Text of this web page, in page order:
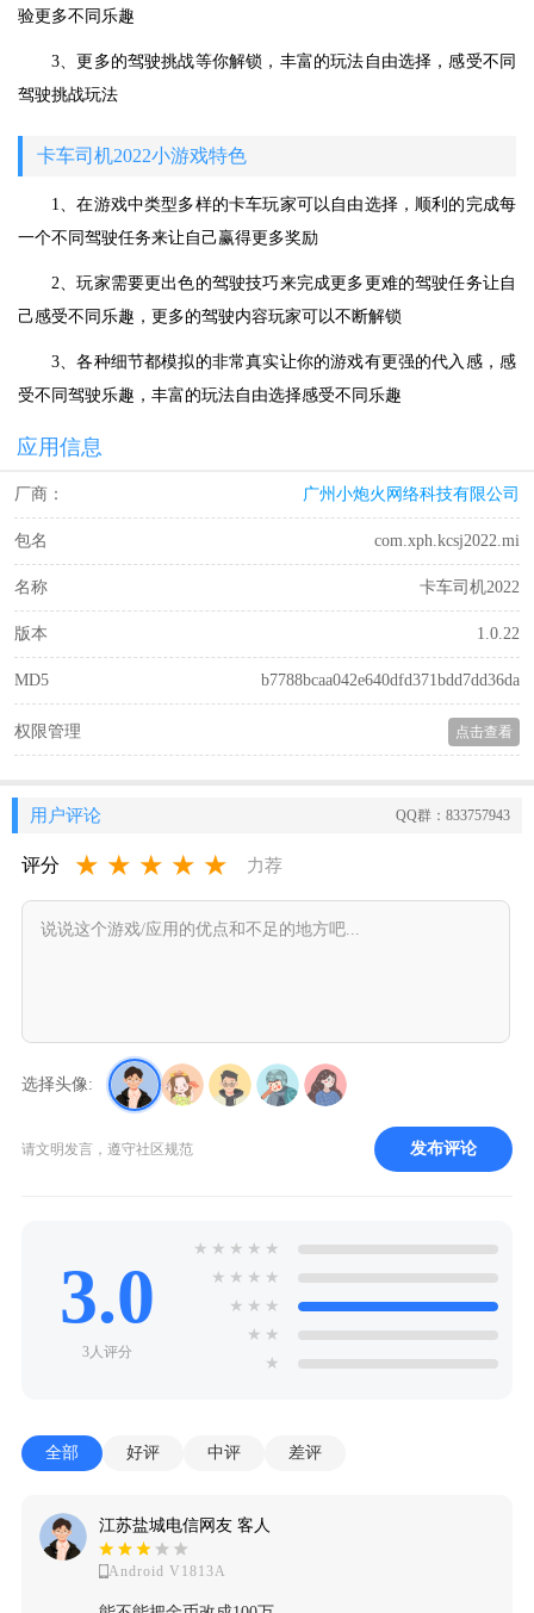
验更多不同乐趣
3、更多的驾驶挑战等你解锁，丰富的玩法自由选择，感受不同
驾驶挑战玩法
卡车司机2022小游戏特色
1、在游戏中类型多样的卡车玩家可以自由选择，顺利的完成每
一个不同驾驶任务来让自己赢得更多奖励
2、玩家需要更出色的驾驶技巧来完成更多更难的驾驶任务让自
己感受不同乐趣，更多的驾驶内容玩家可以不断解锁
3、各种细节都模拟的非常真实让你的游戏有更强的代入感，感
受不同驾驶乐趣，丰富的玩法自由选择感受不同乐趣
应用信息
厂商： 广州小炮火网络科技有限公司
包名 com.xph.kcsj2022.mi
名称 卡车司机2022
版本 1.0.22
MD5 b7788bcaa042e640dfd371bdd7dd36da
权限管理 点击查看
用户评论 QQ群：833757943
评分 ★ ★ ★ ★ ★ 力荐
选择头像:
请文明发言，遵守社区规范 发布评论
3.0
3人评分
★ ★ ★ ★ ★
★ ★ ★ ★
★ ★ ★
★ ★
★
全部 好评 中评 差评
江苏盐城电信网友 客人
Android V1813A